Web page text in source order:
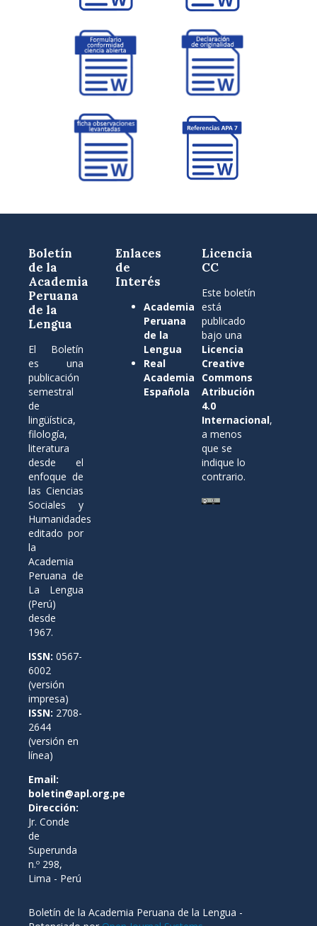
Boletín
de la
Academia
Peruana
de la
Lengua
El Boletín
es una
publicación
semestral
de
lingüística,
filología,
literatura
desde el
enfoque de
las Ciencias
Sociales y
Humanidades
editado por
la
Academia
Peruana de
La Lengua
(Perú)
desde
1967.
ISSN: 0567-
6002
(versión
impresa)
ISSN: 2708-
2644
(versión en
línea)
Email:
boletin@apl.org.pe
Dirección:
Jr. Conde
de
Superunda
n.º 298,
Lima - Perú
Enlaces
de
Interés
Academia
Peruana
de la
Lengua
Real
Academia
Española
Licencia
CC
Este boletín
está
publicado
bajo una
Licencia
Creative
Commons
Atribución
4.0
Internacional,
a menos
que se
indique lo
contrario.
Boletín de la Academia Peruana de la Lengua -